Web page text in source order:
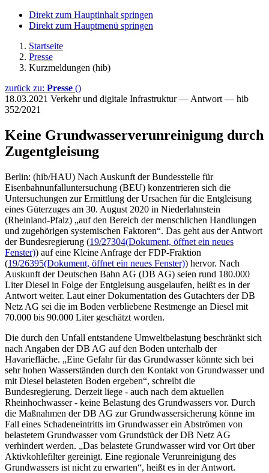
Direkt zum Hauptinhalt springen
Direkt zum Hauptmenü springen
Startseite
Presse
Kurzmeldungen (hib)
zurück zu: Presse ()
18.03.2021 Verkehr und digitale Infrastruktur — Antwort — hib
352/2021
Keine Grundwasserverunreinigung durch
Zugentgleisung
Berlin: (hib/HAU) Nach Auskunft der Bundesstelle für
Eisenbahnunfalluntersuchung (BEU) konzentrieren sich die
Untersuchungen zur Ermittlung der Ursachen für die Entgleisung
eines Güterzuges am 30. August 2020 in Niederlahnstein
(Rheinland-Pfalz) „auf den Bereich der menschlichen Handlungen
und zugehörigen systemischen Faktoren“. Das geht aus der Antwort
der Bundesregierung (19/27304(Dokument, öffnet ein neues
Fenster)) auf eine Kleine Anfrage der FDP-Fraktion
(19/26395(Dokument, öffnet ein neues Fenster)) hervor. Nach
Auskunft der Deutschen Bahn AG (DB AG) seien rund 180.000
Liter Diesel in Folge der Entgleisung ausgelaufen, heißt es in der
Antwort weiter. Laut einer Dokumentation des Gutachters der DB
Netz AG sei die im Boden verbliebene Restmenge an Diesel mit
70.000 bis 90.000 Liter geschätzt worden.
Die durch den Unfall entstandene Umweltbelastung beschränkt sich
nach Angaben der DB AG auf den Boden unterhalb der
Havariefläche. „Eine Gefahr für das Grundwasser könnte sich bei
sehr hohen Wasserständen durch den Kontakt von Grundwasser und
mit Diesel belasteten Boden ergeben“, schreibt die
Bundesregierung. Derzeit liege - auch nach dem aktuellen
Rheinhochwasser - keine Belastung des Grundwassers vor. Durch
die Maßnahmen der DB AG zur Grundwassersicherung könne im
Fall eines Schadeneintritts im Grundwasser ein Abströmen von
belastetem Grundwasser vom Grundstück der DB Netz AG
verhindert werden. „Das belastete Grundwasser wird vor Ort über
Aktivkohlefilter gereinigt. Eine regionale Verunreinigung des
Grundwassers ist nicht zu erwarten“, heißt es in der Antwort.